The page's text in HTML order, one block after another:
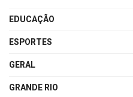
EDUCAÇÃO
ESPORTES
GERAL
GRANDE RIO